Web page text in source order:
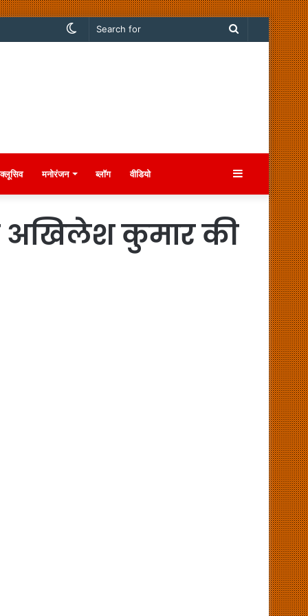
Search
Switch
मनोरंजन ब्लॉग वीडियो Sidebar
अखिलेश कुमार की